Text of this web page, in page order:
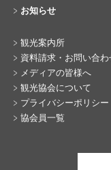
お知らせ
観光案内所
資料請求・お問い合わ
メディアの皆様へ
観光協会について
プライバシーポリシー
協会員一覧